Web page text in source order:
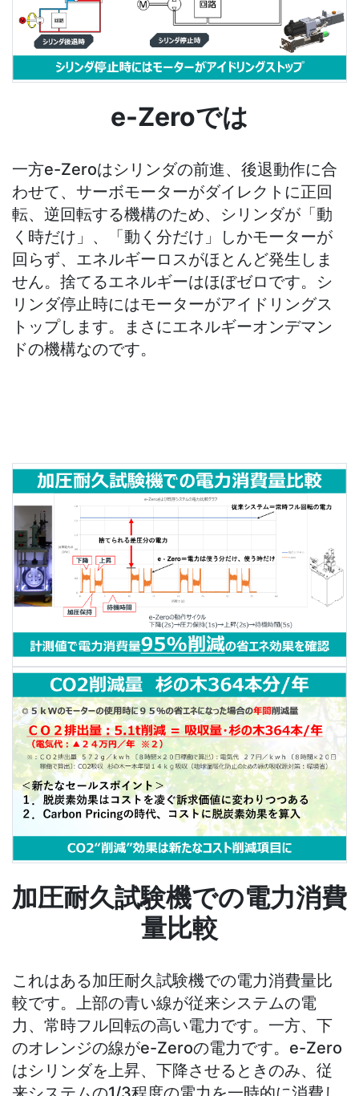
e-Zeroでは
⼀⽅e-Zeroはシリンダの前進、後退動作に合
わせて、サーボモーターがダイレクトに正回
転、逆回転する機構のため、シリンダが「動
く時だけ」、「動く分だけ」しかモーターが
回らず、エネルギーロスがほとんど発⽣しま
せん。捨てるエネルギーはほぼゼロです。シ
リンダ停止時にはモーターがアイドリングス
トップします。まさにエネルギーオンデマン
ドの機構なのです。
加圧耐久試験機での電力消費
量比較
これはある加圧耐久試験機での電力消費量比
較です。上部の青い線が従来システムの電
力、常時フル回転の高い電力です。一方、下
のオレンジの線がe-Zeroの電力です。e-Zero
はシリンダを上昇、下降させるときのみ、従